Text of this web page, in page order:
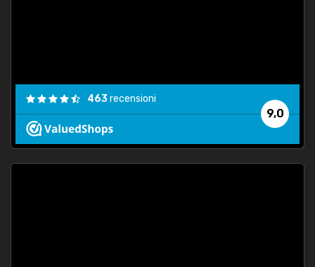
9,0
463recensioni